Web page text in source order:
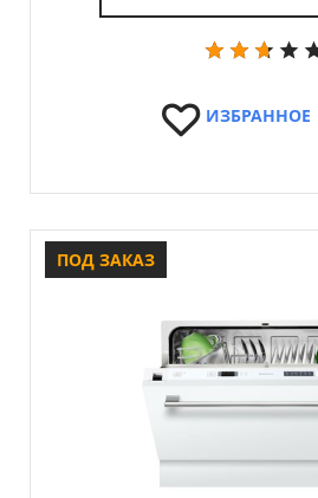
ИЗБРАННОЕ
ПОД ЗАКАЗ